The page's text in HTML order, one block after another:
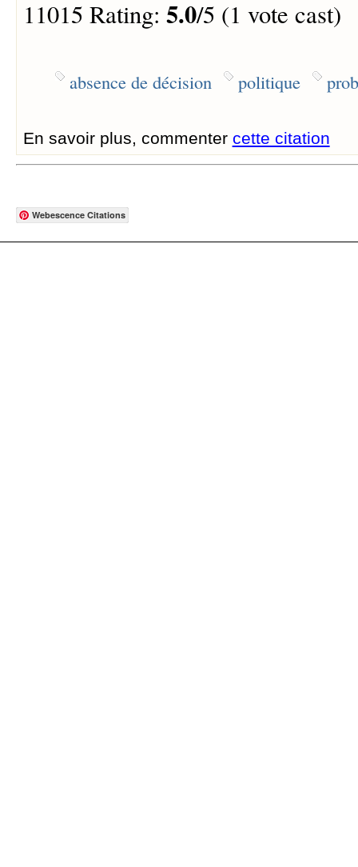
11015 Rating: 5.0/5 (1 vote cast)
absence de décision politique
En savoir plus, commenter cette citation
Webescence Citations